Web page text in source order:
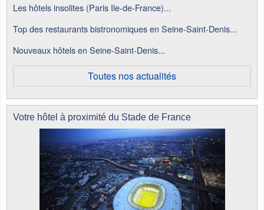
Les hôtels insolites (Paris Ile-de-France)...
Top des restaurants bistronomiques en Seine-Saint-Denis...
Nouveaux hôtels en Seine-Saint-Denis...
Toutes nos actualités
Votre hôtel à proximité du Stade de France